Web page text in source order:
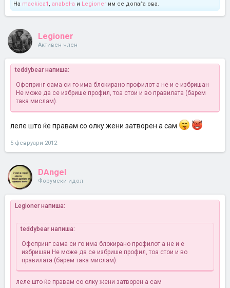
На mackica1 , anabel-a и Legioner им се допаѓа ова.
Legioner
Активен член
teddybear напиша:
Офспринг сама си го има блокирано профилот а не и е избришан
Не може да се избрише профил, тоа стои и во правилата (барем
така мислам).
леле што ќе правам со олку жени затворен а сам
5 февруари 2012
DAngel
Форумски идол
Legioner напиша:
teddybear напиша:
Офспринг сама си го има блокирано профилот а не и е
избришан Не може да се избрише профил, тоа стои и во
правилата (барем така мислам).
леле што ќе правам со олку жени затворен а сам